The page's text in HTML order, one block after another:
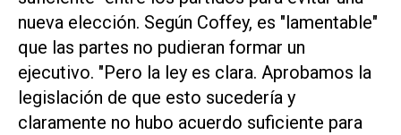
nueva elección. Según Coffey, es "lamentable"
que las partes no pudieran formar un
ejecutivo. "Pero la ley es clara. Aprobamos la
legislación de que esto sucedería y
claramente no hubo acuerdo suficiente para